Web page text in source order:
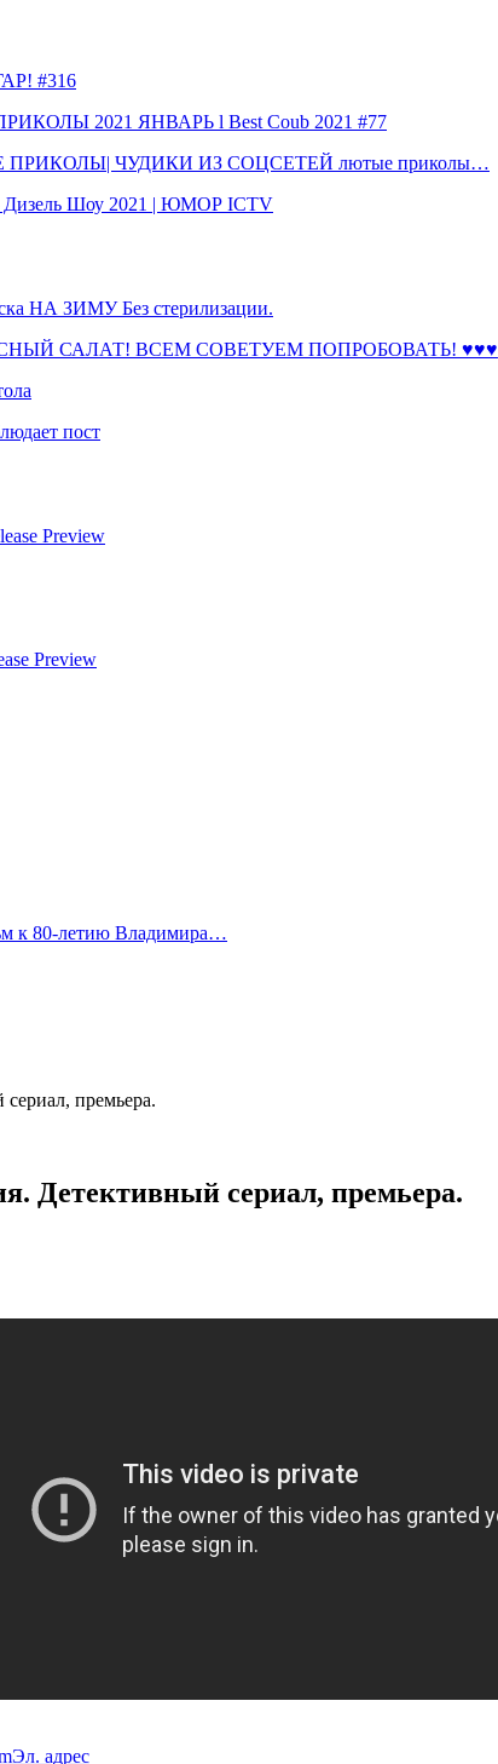
#316
2021 ЯНВАРЬ l Best Coub 2021 #77
ЧУДИКИ ИЗ СОЦСЕТЕЙ лютые приколы…
Шоу 2021 | ЮМОР ICTV
ЗИМУ Без стерилизации.
САЛАТ! ВСЕМ СОВЕТУЕМ ПОПРОБОВАТЬ! ♥♥♥
пост
Preview
Preview
к 80-летию Владимира…
премьера.
Детективный сериал, премьера.
Эл. адрес